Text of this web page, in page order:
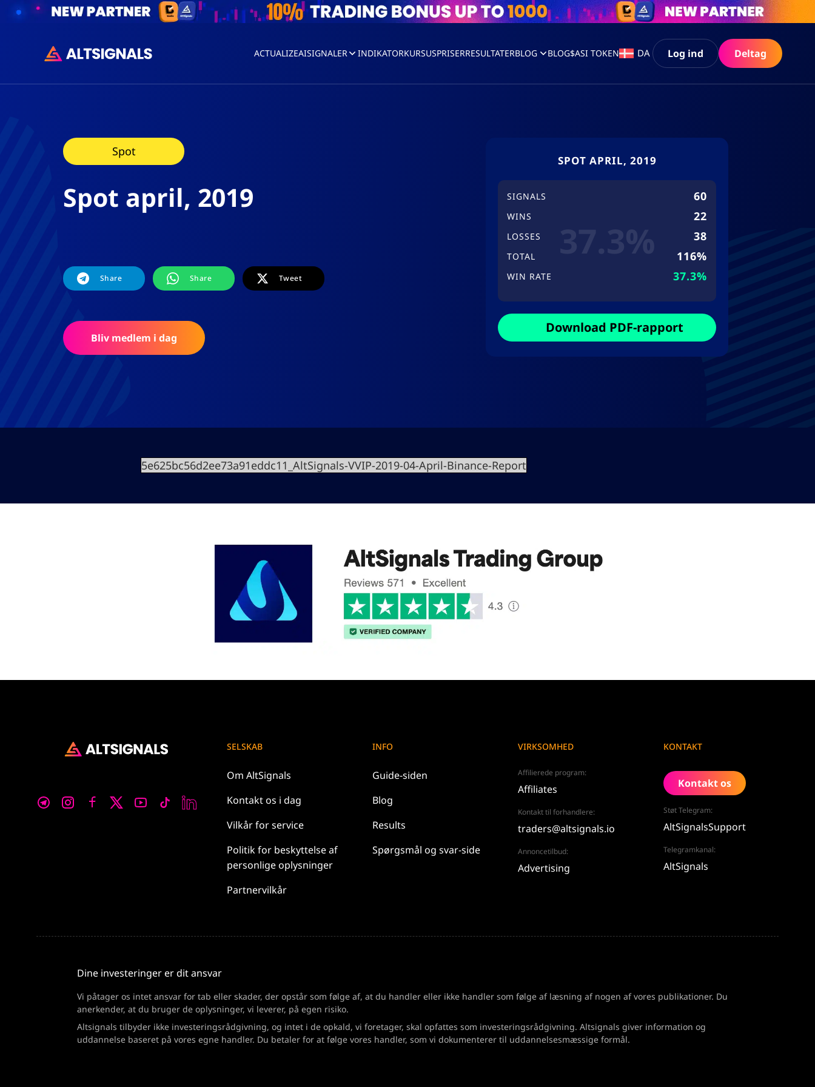
ACTUALIZEAISIGNALER INDIKATORKURSUSPRISERRESULTATERBLOG BLOG$ASI TOKEN DA Log ind Deltag
Spot
Spot april, 2019
Share Share Tweet
Bliv medlem i dag
SPOT APRIL, 2019
SIGNALS 60
WINS 22
LOSSES 38
TOTAL 116%
WIN RATE 37.3%
Download PDF-rapport
5e625bc56d2ee73a91eddc11_AltSignals-VVIP-2019-04-April-Binance-Report
SELSKAB
Om AltSignals
Kontakt os i dag
Vilkår forservice
Politikfor beskyttelse af
personlige oplysninger
Partnervilkår
INFO
Guide-siden
Blog
Results
Spørgsmål og svar-side
VIRKSOMHED
Affilierede program:
Affiliates
Kontakt til forhandlere:
traders@altsignals.io
Annoncetilbud:
Advertising
KONTAKT
Kontakt os
Støt Telegram:
AltSignalsSupport
Telegramkanal:
AltSignals
Dine investeringer er dit ansvar
Vi påtager os intet ansvar for tab eller skader, der opstår som følge af, at du handler eller ikke handler som følge af læsning af nogen af vores publikationer. Du
anerkender, at du bruger de oplysninger, vi leverer, på egen risiko.
Altsignals tilbyder ikke investeringsrådgivning, og intet i de opkald, vi foretager, skal opfattes som investeringsrådgivning. Altsignals giver information og
uddannelse baseret på vores egne handler. Du betaler for at følge vores handler, som vi dokumenterer til uddannelsesmæssige formål.